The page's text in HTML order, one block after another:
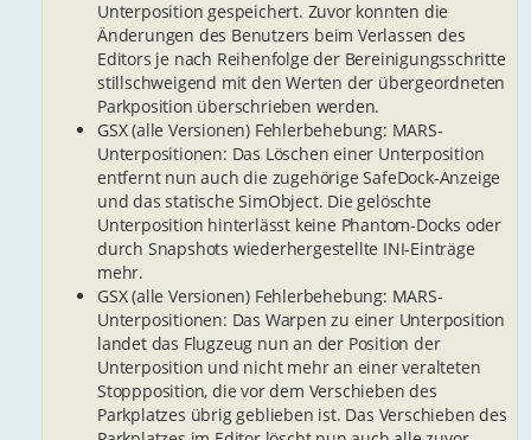
Unterposition gespeichert. Zuvor konnten die
Änderungen des Benutzers beim Verlassen des
Editors je nach Reihenfolge der Bereinigungsschritte
stillschweigend mit den Werten der übergeordneten
Parkposition überschrieben werden.
GSX (alle Versionen) Fehlerbehebung: MARS-
Unterpositionen: Das Löschen einer Unterposition
entfernt nun auch die zugehörige SafeDock-Anzeige
und das statische SimObject. Die gelöschte
Unterposition hinterlässt keine Phantom-Docks oder
durch Snapshots wiederhergestellte INI-Einträge
mehr.
GSX (alle Versionen) Fehlerbehebung: MARS-
Unterpositionen: Das Warpen zu einer Unterposition
landet das Flugzeug nun an der Position der
Unterposition und nicht mehr an einer veralteten
Stoppposition, die vor dem Verschieben des
Parkplatzes übrig geblieben ist. Das Verschieben des